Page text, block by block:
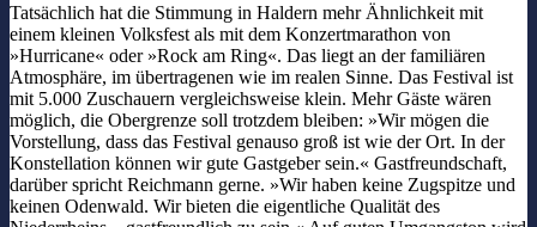
Tatsächlich hat die Stimmung in Haldern mehr Ähnlichkeit mit
einem kleinen Volksfest als mit dem Konzertmarathon von
»Hurricane« oder »Rock am Ring«. Das liegt an der familiären
Atmosphäre, im übertragenen wie im realen Sinne. Das Festival ist
mit 5.000 Zuschauern vergleichsweise klein. Mehr Gäste wären
möglich, die Obergrenze soll trotzdem bleiben: »Wir mögen die
Vorstellung, dass das Festival genauso groß ist wie der Ort. In der
Konstellation können wir gute Gastgeber sein.« Gastfreundschaft,
darüber spricht Reichmann gerne. »Wir haben keine Zugspitze und
keinen Odenwald. Wir bieten die eigentliche Qualität des